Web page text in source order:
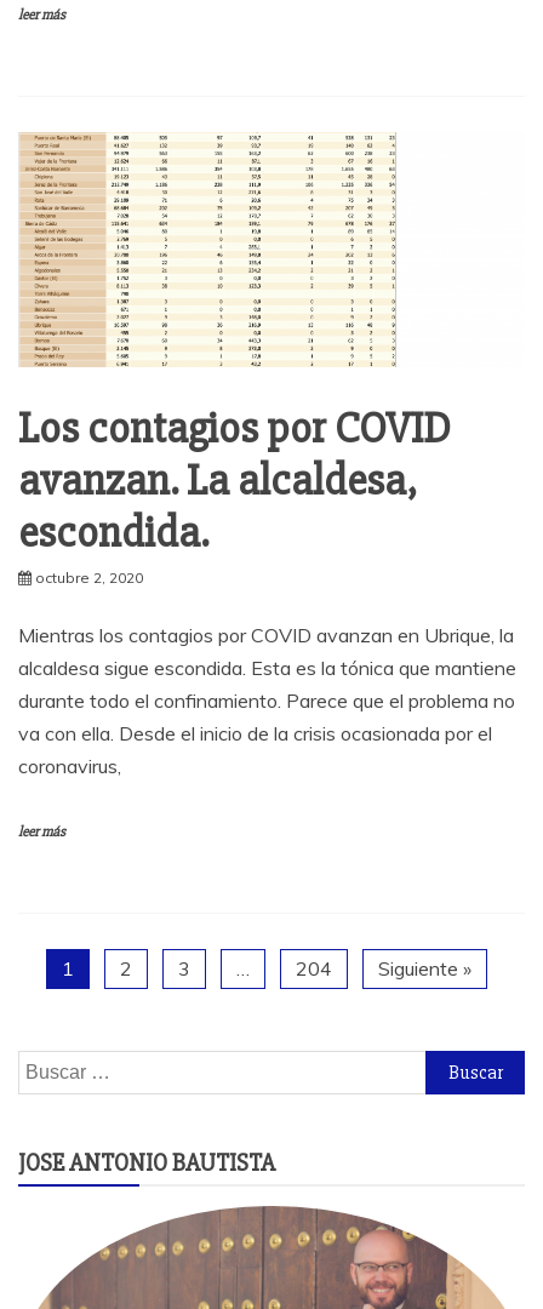
leer más
Los contagios por COVID
avanzan. La alcaldesa,
escondida.
octubre 2, 2020
Mientras los contagios por COVID avanzan en Ubrique, la
alcaldesa sigue escondida. Esta es la tónica que mantiene
durante todo el confinamiento. Parece que el problema no
va con ella. Desde el inicio de la crisis ocasionada por el
coronavirus,
leer más
1 2 3 204 Siguiente »
Buscar:
JOSE ANTONIO BAUTISTA